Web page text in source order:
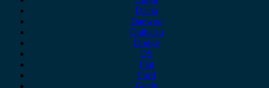
Dacia
Daewoo
Daihatsu
Dodge
DS
Fiat
Ford
Geely